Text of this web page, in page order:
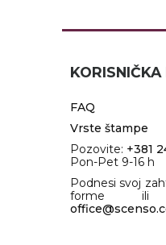
FAQ
Vrste štampe
Pozovite: +381
Pon-Pet 9-16 h
Podnesi svoj
forme ili